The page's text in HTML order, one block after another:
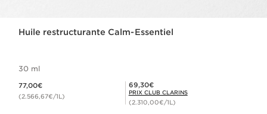
Huile restructurante Calm-Essentiel
30 ml
77,00€
(2.566,67€/1L)
Prix Club Clarins 69,30€
69,30€
PRIX CLUB CLARINS
(2.310,00€/1L)